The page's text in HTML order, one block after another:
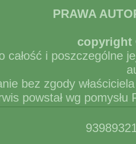
PRAWA
copyright
całość i poszczególne
bez zgody
powstał wg